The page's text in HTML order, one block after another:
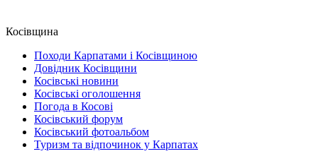
Косівщина
Походи Карпатами і Косівщиною
Довідник Косівщини
Косівські новини
Косівські оголошення
Погода в Косові
Косівський форум
Косівський фотоальбом
Туризм та відпочинок у Карпатах